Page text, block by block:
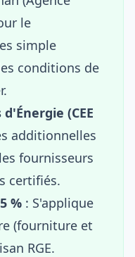
le
simple
conditions de
(CEE
additionnelles
fournisseurs
certifiés.
% : S'applique
(fourniture et
RGE.